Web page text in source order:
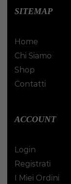
SITEMAP
Home
Chi Siamo
Shop
Contatti
ACCOUNT
Login
Registrati
I Miei Ordini